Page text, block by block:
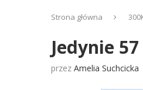
Strona główna
Jedynie
przez Amelia Suchcicka